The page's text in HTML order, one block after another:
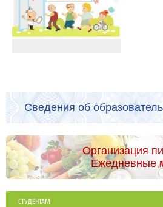
Сведения об
Организация
Ежедневные
СТУДЕНТАМ